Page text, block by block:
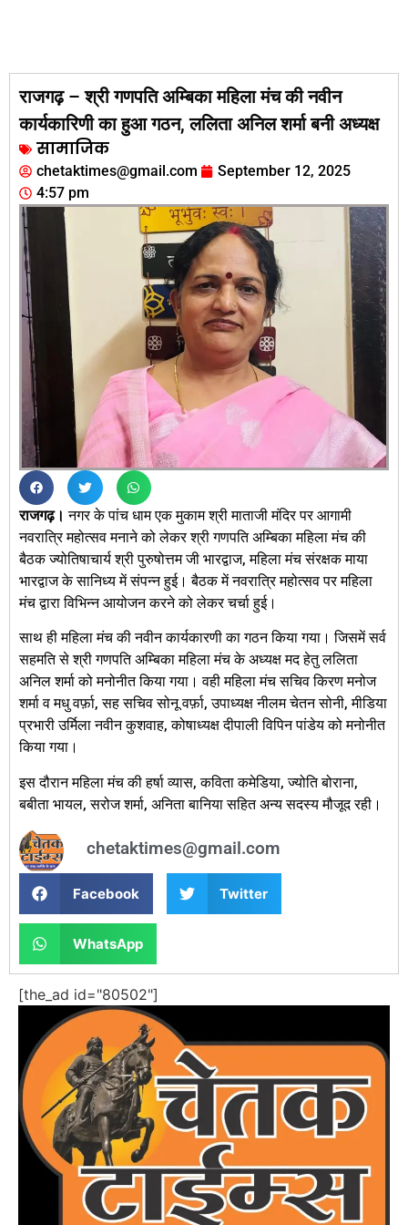
राजगढ़ – श्री गणपति अम्बिका महिला मंच की नवीन
कार्यकारिणी का हुआ गठन, ललिता अनिल शर्मा बनी अध्यक्ष
सामाजिक
chetaktimes@gmail.com
September 12, 2025
4:57 pm
राजगढ़। नगर के पांच धाम एक मुकाम श्री माताजी मंदिर पर आगामी
नवरात्रि महोत्सव मनाने को लेकर श्री गणपति अम्बिका महिला मंच की
बैठक ज्योतिषाचार्य श्री पुरुषोत्तम जी भारद्वाज, महिला मंच संरक्षक माया
भारद्वाज के सानिध्य में संपन्न हुई। बैठक में नवरात्रि महोत्सव पर महिला
मंच द्वारा विभिन्न आयोजन करने को लेकर चर्चा हुई।
साथ ही महिला मंच की नवीन कार्यकारणी का गठन किया गया। जिसमें सर्व
सहमति से श्री गणपति अम्बिका महिला मंच के अध्यक्ष मद हेतु ललिता
अनिल शर्मा को मनोनीत किया गया। वही महिला मंच सचिव किरण मनोज
शर्मा व मधु वर्फ़ा, सह सचिव सोनू वर्फ़ा, उपाध्यक्ष नीलम चेतन सोनी, मीडिया
प्रभारी उर्मिला नवीन कुशवाह, कोषाध्यक्ष दीपाली विपिन पांडेय को मनोनीत
किया गया।
इस दौरान महिला मंच की हर्षा व्यास, कविता कमेडिया, ज्योति बोराना,
बबीता भायल, सरोज शर्मा, अनिता बानिया सहित अन्य सदस्य मौजूद रही।
chetaktimes@gmail.com
Facebook Twitter
WhatsApp
[the_ad id="80502"]